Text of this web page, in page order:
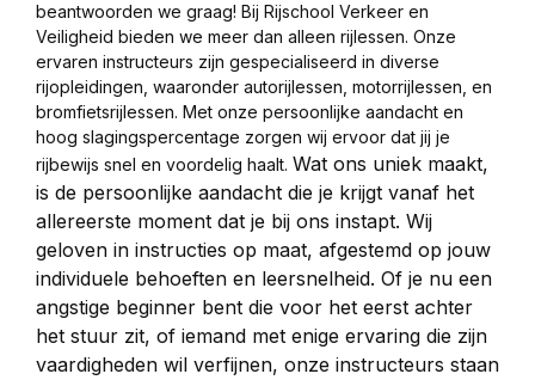
beantwoorden we graag! Bij Rijschool Verkeer en
Veiligheid bieden we meer dan alleen rijlessen. Onze
ervaren instructeurs zijn gespecialiseerd in diverse
rijopleidingen, waaronder autorijlessen, motorrijlessen, en
bromfietsrijlessen. Met onze persoonlijke aandacht en
hoog slagingspercentage zorgen wij ervoor dat jij je
rijbewijs snel en voordelig haalt. Wat ons uniek maakt,
is de persoonlijke aandacht die je krijgt vanaf het
allereerste moment dat je bij ons instapt. Wij
geloven in instructies op maat, afgestemd op jouw
individuele behoeften en leersnelheid. Of je nu een
angstige beginner bent die voor het eerst achter
het stuur zit, of iemand met enige ervaring die zijn
vaardigheden wil verfijnen, onze instructeurs staan